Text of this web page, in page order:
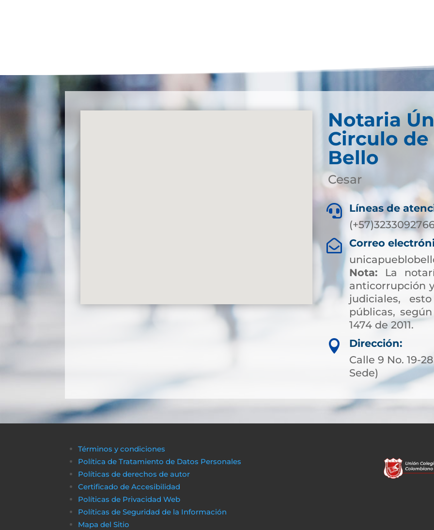
Notaria
Circulo
Bello
Cesar

Líneas de

Correo
Nota: La
anticorrupción
judiciales,
públicas,
1474 de 2011.

Dirección:
Calle 9 No. 19-
Sede)
Términos y condiciones
Política de Tratamiento de Datos Personales
Políticas de derechos de autor
Certificado de Accesibilidad
Políticas de Privacidad Web
Políticas de Seguridad de la Información
Mapa del Sitio